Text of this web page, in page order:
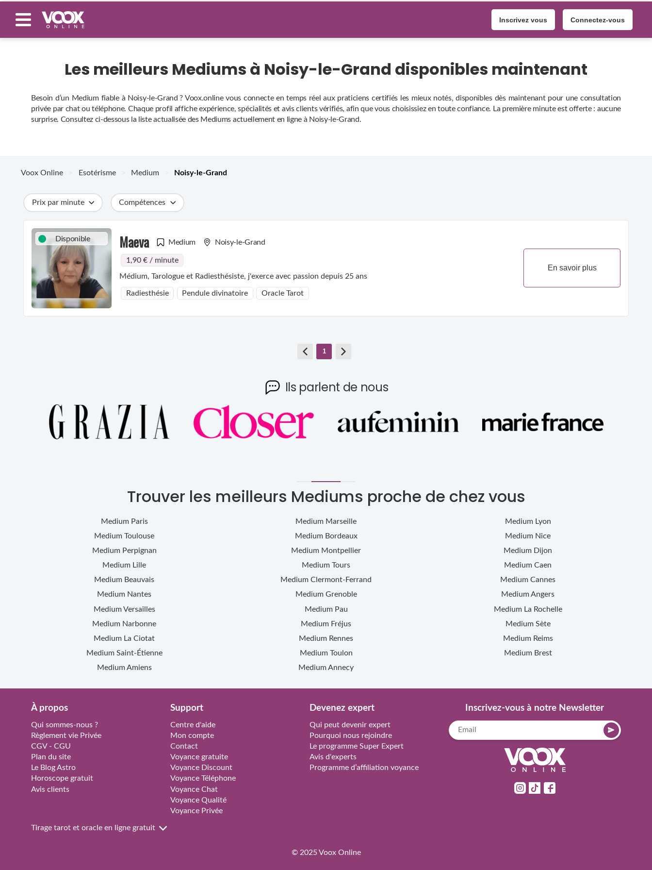
Inscrivez vous Connectez-vous
Les meilleurs Mediums à Noisy-le-Grand disponibles maintenant
Besoin d’un Medium fiable à Noisy-le-Grand ? Voox.online vous connecte en temps réel aux praticiens certifiés les mieux notés, disponibles dès maintenant pour une consultation
privée par chat ou téléphone. Chaque profil affiche expérience, spécialités et avis clients vérifiés, afin que vous choisissiez en toute confiance. La première minute est offerte : aucune
surprise. Consultez ci‑dessous la liste actualisée des Mediums actuellement en ligne à Noisy-le-Grand.
Voox Online Esotérisme Medium Noisy-le-Grand
Prix par minute
Catégories
Métiers
Compétences
Disponible Maeva Medium Noisy-le-Grand
1,90 € / minute
Médium, Tarologue et Radiesthésiste, j'exerce avec passion depuis 25 ans
Radiesthésie Pendule divinatoire Oracle Tarot
En savoir plus
1
Ils parlent de nous
Trouver les meilleurs Mediums proche de chez vous
Medium Paris Medium Marseille Medium Lyon
Medium Toulouse Medium Bordeaux Medium Nice
Medium Perpignan Medium Montpellier Medium Dijon
Medium Lille Medium Tours Medium Caen
Medium Beauvais Medium Clermont-Ferrand Medium Cannes
Medium Nantes Medium Grenoble MediumAngers
MediumVersailles Medium Pau Medium La Rochelle
Medium Narbonne Medium Fréjus Medium Sète
Medium La Ciotat Medium Rennes Medium Reims
Medium Saint-Étienne Medium Toulon Medium Brest
MediumAmiens MediumAnnecy
À propos
Qui sommes-nous ?
Règlement vie Privée
CGV - CGU
Plan du site
Le Blog Astro
Horoscope gratuit
Avis clients
Support
Centre d'aide
Mon compte
Contact
Voyance gratuite
Voyance Discount
Voyance Téléphone
Voyance Chat
Voyance Qualité
Voyance Privée
Devenez expert
Qui peut devenir expert
Pourquoi nous rejoindre
Le programme Super Expert
Avis d'experts
Programme d’affiliation voyance
Tirage tarot et oracle en ligne gratuit
Inscrivez-vous à notre Newsletter
© 2025Voox Online